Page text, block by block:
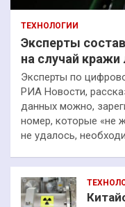
ТЕХНОЛОГИИ
Эксперты
на случай
Эксперты по
РИА Новости,
данных можно,
номер, которые «не
не удалось,